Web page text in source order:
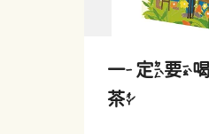
一定要
茶